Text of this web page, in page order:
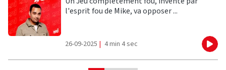
l'esprit fou de Mike, va opposer ...
26-09-2025 | 4 min 4 sec